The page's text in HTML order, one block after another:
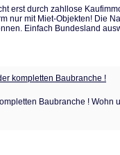
erst durch zahllose
nur mit Miet-Objekten! Die
Einfach Bundesland
kompletten Baubranche !
Baubranche !